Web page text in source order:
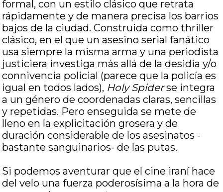
formal, con un estilo clásico que retrata
rápidamente y de manera precisa los barrios
bajos de la ciudad. Construida como thriller
clásico, en el que un asesino serial fanático
usa siempre la misma arma y una periodista
justiciera investiga más allá de la desidia y/o
connivencia policial (parece que la policía es
igual en todos lados), Holy Spiderse integra
a un género de coordenadas claras, sencillas
y repetidas. Pero enseguida se mete de
lleno en la explicitación grosera y de
duración considerable de los asesinatos -
bastante sanguinarios- de las putas.
Si podemos aventurar que el cine iraní hace
del velo una fuerza poderosísima a la hora de